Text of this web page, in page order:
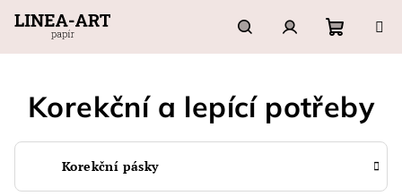
HledatPřihlášení
košík
Korekční a lepící potřeby
Korekční pásky